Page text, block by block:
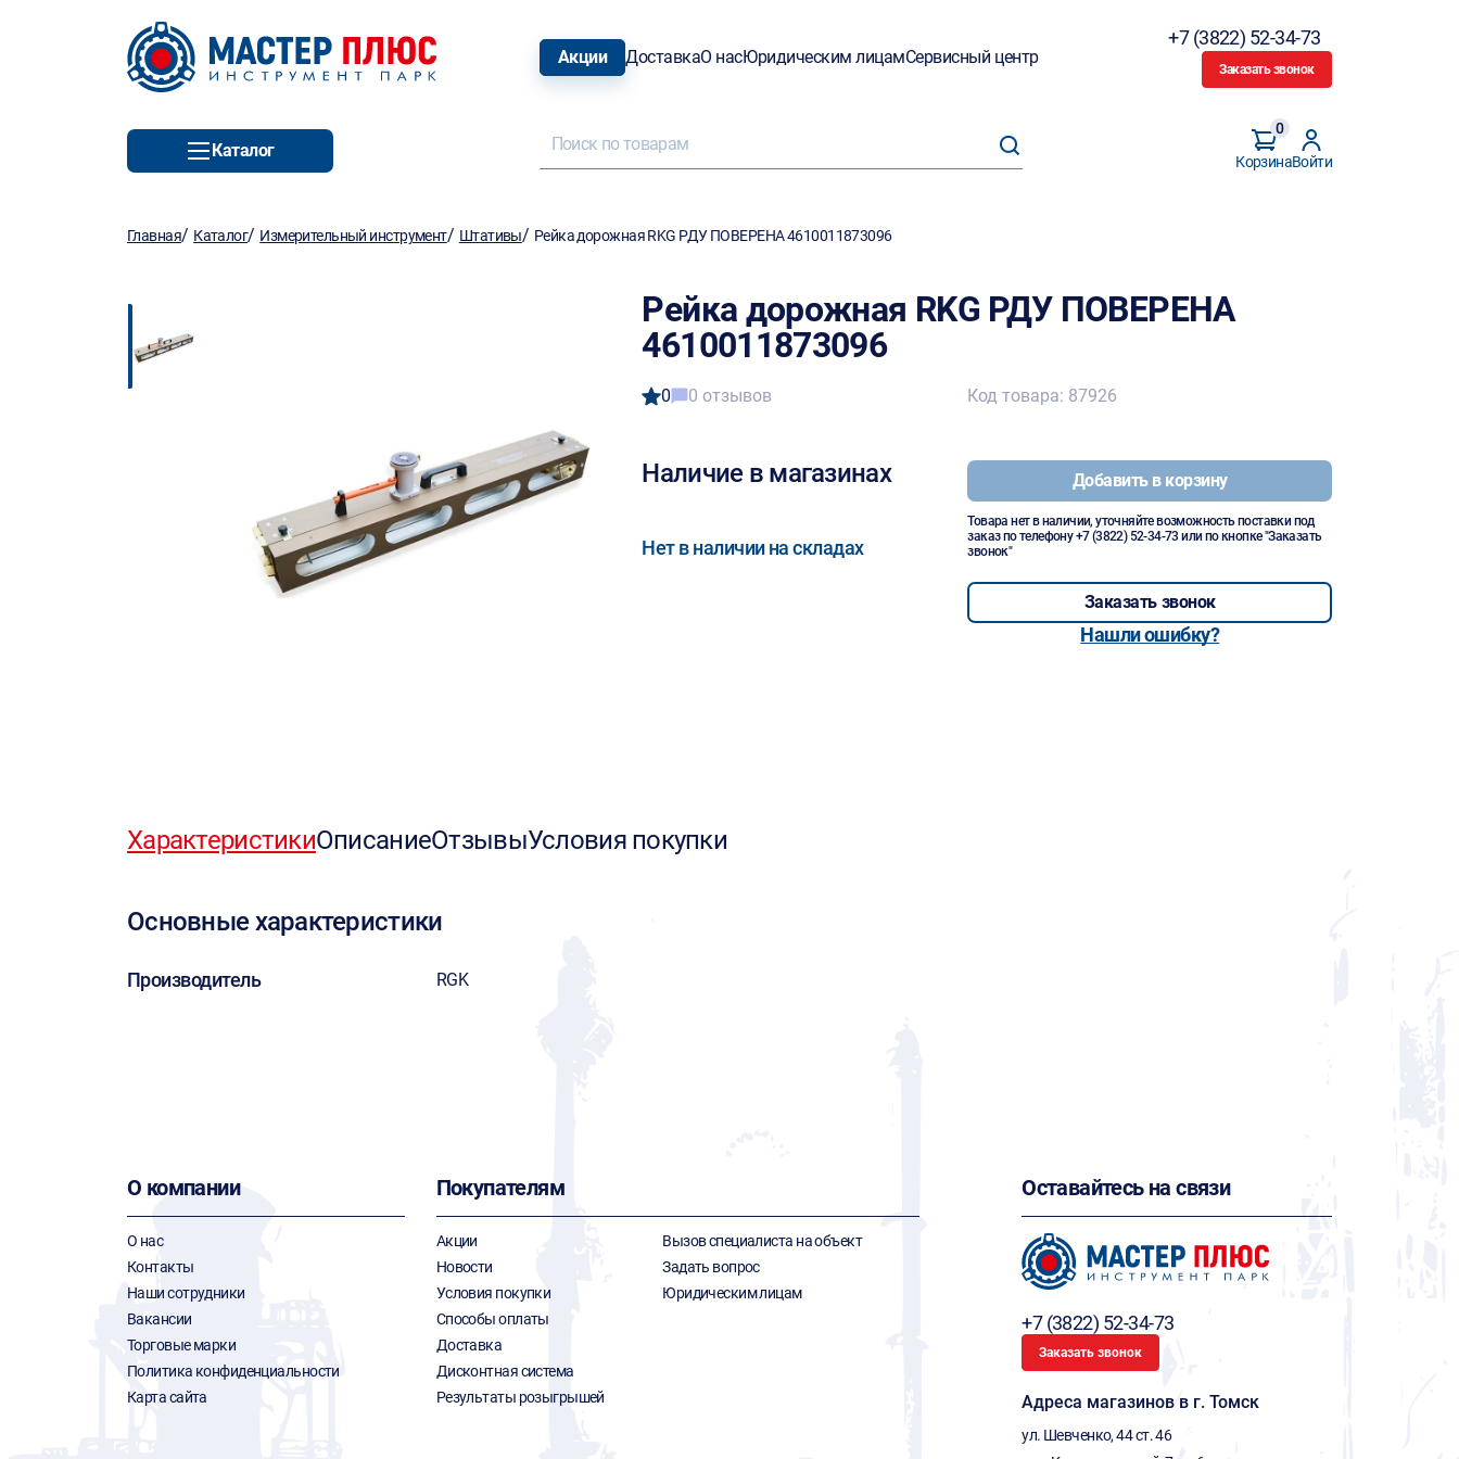
Акции ДоставкаО насЮридическим лицамСервисный центр
+7 (3822) 52-34-73
Заказать звонок
Каталог
Корзина
0
Войти
Главная/ Каталог/ Измерительный инструмент/ Штативы/ Рейка дорожная RKG РДУ ПОВЕРЕНА 4610011873096
Рейка дорожная RKG РДУ ПОВЕРЕНА
4610011873096
0 0 отзывов
Наличие в магазинах
Нет в наличии на складах
Код товара: 87926
Добавить в корзину
Товара нет в наличии, уточняйте возможность поставки под
заказ по телефону+7 (3822) 52-34-73 или по кнопке "Заказать
звонок"
Заказать звонок
Нашли ошибку?
ХарактеристикиОписаниеОтзывыУсловия покупки
Основные характеристики
Производитель RGK
О компании
О нас
Контакты
Наши сотрудники
Вакансии
Торговые марки
Политика конфиденциальности
Карта сайта
Покупателям
Акции
Новости
Условия покупки
Способы оплаты
Доставка
Дисконтная система
Результаты розыгрышей
Вызов специалиста на объект
Задать вопрос
Юридическим лицам
Оставайтесь на связи
+7 (3822) 52-34-73
Заказать звонок
Адреса магазинов в г. Томск
ул. Шевченко, 44 ст. 46